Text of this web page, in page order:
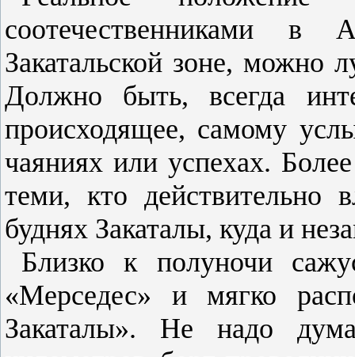
соотечественниками в
Закатальской зоне, можно
Должно быть, всегда
происходящее, самому
чаяниях или успехах.
теми, кто действительно
буднях Закаталы, куда и
Близко к полуночи
«Мерседес» и мягко
Закаталы». Не надо